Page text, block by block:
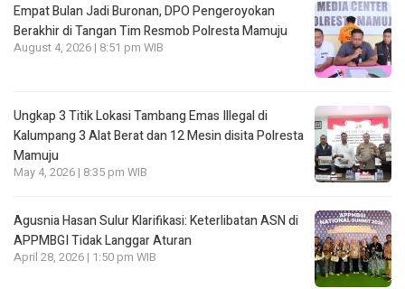
Empat Bulan Jadi Buronan, DPO Pengeroyokan
Berakhir di Tangan Tim Resmob Polresta Mamuju
August 4, 2026 | 8:51 pm WIB
Ungkap 3 Titik Lokasi Tambang Emas Illegal di
Kalumpang 3 Alat Berat dan 12 Mesin disita Polresta
Mamuju
May 4, 2026 | 8:35 pm WIB
Agusnia Hasan Sulur Klarifikasi: Keterlibatan ASN di
APPMBGI Tidak Langgar Aturan
April 28, 2026 | 1:50 pm WIB